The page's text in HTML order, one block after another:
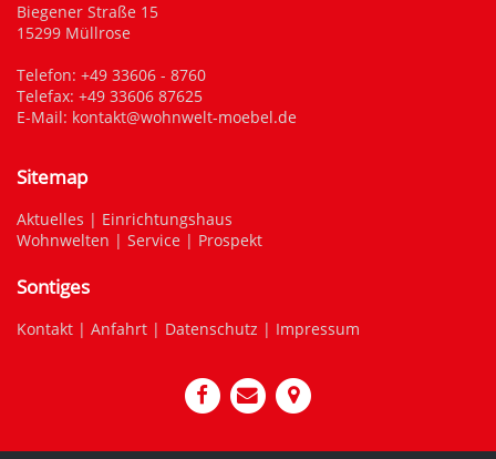
Biegener Straße 15
15299 Müllrose
Telefon: +49 33606 - 8760
Telefax: +49 33606 87625
E-Mail: kontakt@wohnwelt-moebel.de
Sitemap
Aktuelles | Einrichtungshaus
Wohnwelten | Service | Prospekt
Sontiges
Kontakt | Anfahrt | Datenschutz | Impressum